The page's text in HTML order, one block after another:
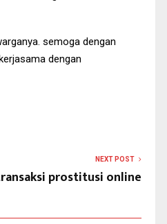
semoga dengan
dengan
NEXT POST
prostitusi online